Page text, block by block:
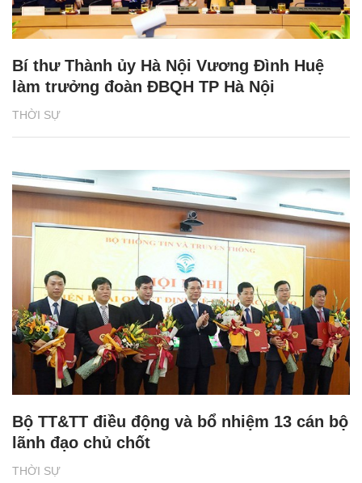
THỜI SỰ
Bí thư Thành ủy Hà Nội Vương Đình Huệ
làm trưởng đoàn ĐBQH TP Hà Nội
THỜI SỰ
Bộ TT&TT điều động và bổ nhiệm 13 cán bộ
lãnh đạo chủ chốt